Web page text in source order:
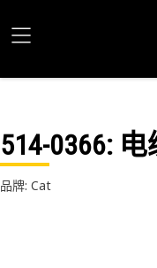
514-0366: 电
品牌: Cat